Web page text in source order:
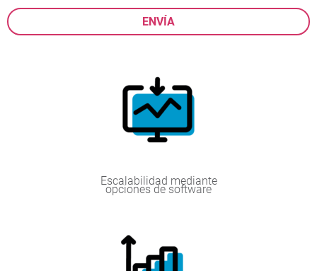
Escalabilidad mediante
opciones de software